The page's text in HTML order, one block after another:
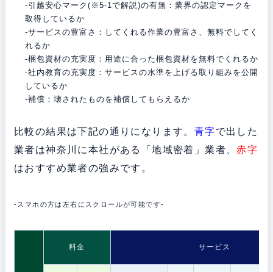
-引越安心マーク(※5-1で解説)の有無：業界の認定マークを
取得しているか
-サービスの豊富さ：してくれる作業の豊富さ、無料でしてく
れるか
-梱包資材の充実度：用途に合った梱包資材を無料でくれるか
-社内教育の充実度：サービスの水準を上げる取り組みを公開
しているか
-補償：壊されたものを補償してもらえるか
比較の結果は下記の通りになります。 青字で出した
業者は神奈川に本社がある「地域密着」業者、赤字
はおすすめ業者の強みです。
-スマホの方は左右にスクロールが可能です-
料金 サービス